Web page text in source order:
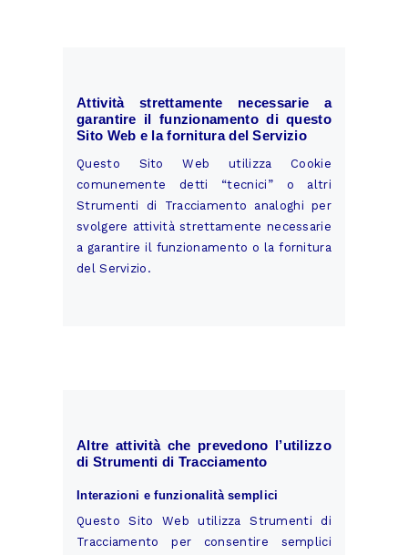
Attività strettamente necessarie a
garantire il funzionamento di questo
Sito Web e la fornitura del Servizio
Questo Sito Web utilizza Cookie
comunemente detti “tecnici” o altri
Strumenti di Tracciamento analoghi per
svolgere attività strettamente necessarie
a garantire il funzionamento o la fornitura
del Servizio.
Altre attività che prevedono l’utilizzo
di Strumenti di Tracciamento
Interazioni e funzionalità semplici
Questo Sito Web utilizza Strumenti di
Tracciamento per consentire semplici